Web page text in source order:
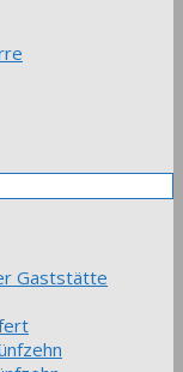
Gaststätte